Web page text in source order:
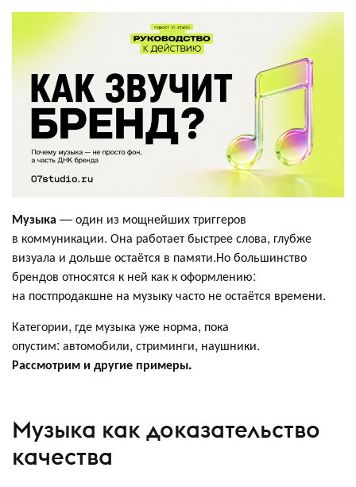
Музыка — один из мощнейших триггеров
в коммуникации. Она работает быстрее слова, глубже
визуала и дольше остаётся в памяти.Но большинство
брендов относятся к ней как к оформлению:
на постпродакшне на музыку часто не остаётся времени.
Категории, где музыка уже норма, пока
опустим: автомобили, стриминги, наушники.
Рассмотрим и другие примеры.
Музыка как доказательство
качества